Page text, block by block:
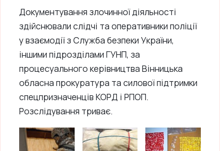
Документування злочинної діяльності
здійснювали слідчі та оперативники поліції
у взаємодії з Служба безпеки України,
іншими підрозділами ГУНП, за
процесуального керівництва Вінницька
обласна прокуратура та силової підтримки
спецпризначенців КОРД і РПОП.
Розслідування триває.